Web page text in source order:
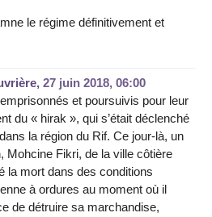
le régime définitivement et
27 juin 2018, 06:00
et poursuivis pour leur
du « hirak », qui s’était déclenché
la région du Rif. Ce jour-là, un
Mohcine Fikri, de la ville côtière
la mort dans des conditions
à ordures au moment où il
de détruire sa marchandise,